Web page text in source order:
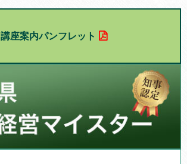
講座案内パンフレット